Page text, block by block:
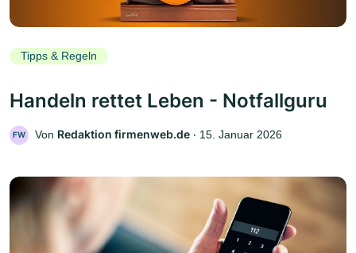
Tipps & Regeln
Handeln rettet Leben - Notfallguru
FW Von Redaktion firmenweb.de ‧ 15. Januar 2026